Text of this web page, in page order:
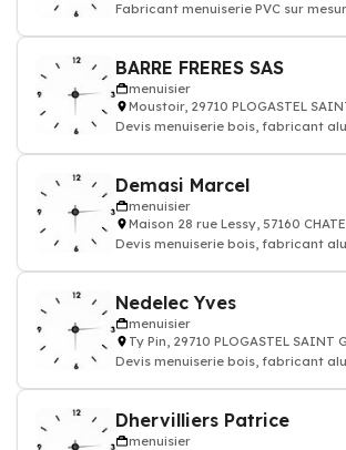
Fabricant menuiserie PVC sur
BARRE FRERES SAS
menuisier
Moustoir, 29710 PLOGASTEL
Devis menuiserie bois, fabricant
Demasi Marcel
menuisier
Maison 28 rue Lessy, 57160
Devis menuiserie bois, fabricant
Nedelec Yves
menuisier
Ty Pin, 29710 PLOGASTEL SAINT
Devis menuiserie bois, fabricant
Dhervilliers Patrice
menuisier